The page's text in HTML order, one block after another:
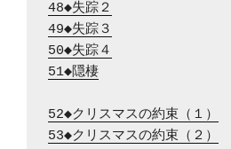
48◆失踪２
49◆失踪３
50◆失踪４
51◆隠棲
52◆クリスマスの約束（１）
53◆クリスマスの約束（２）